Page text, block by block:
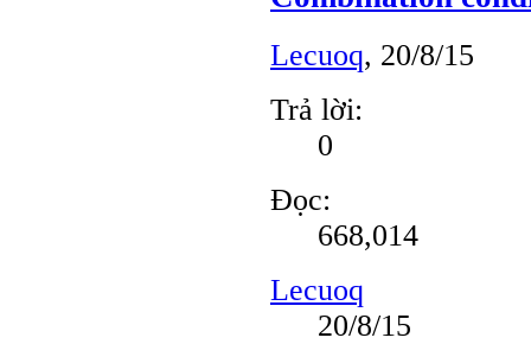
Lecuoq, 20/8/15
Trả lời:
0
Đọc:
668,014
Lecuoq
20/8/15